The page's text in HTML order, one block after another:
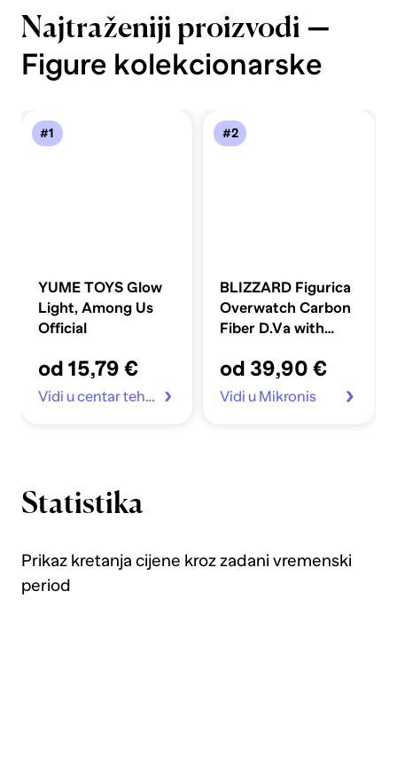
Najtraženiji proizvodi —
Figure kolekcionarske
#1
YUME TOYS Glow
Light, Among Us
Official
od 15,79 €
Vidi u centar tehnike
#2
BLIZZARD Figurica
Overwatch Carbon
Fiber D.Va with
od 39,90 €
Vidi u Mikronis
Statistika
Prikaz kretanja cijene kroz zadani vremenski
period